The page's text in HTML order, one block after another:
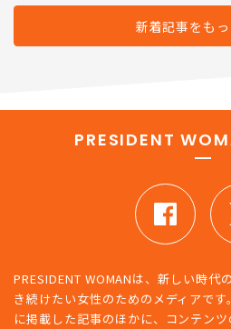
新着記事をも
PRESIDENT
PRESIDENT WOMANは、新しい時代
き続けたい女性のためのメディアで
に掲載した記事のほかに、コンテン